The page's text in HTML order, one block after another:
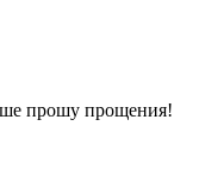
прошу прощения!